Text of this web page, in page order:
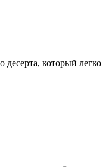
который